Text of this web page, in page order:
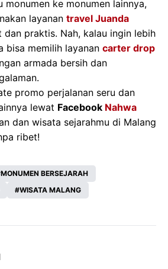
monumen ke monumen lainnya,
layanan travel Juanda
dan praktis. Nah, kalau ingin lebih
bisa memilih layanan carter drop
armada bersih dan
promo perjalanan seru dan
lewat Facebook Nahwa
dan wisata sejarahmu di Malang
ribet!
MONUMEN BERSEJARAH
WISATA MALANG